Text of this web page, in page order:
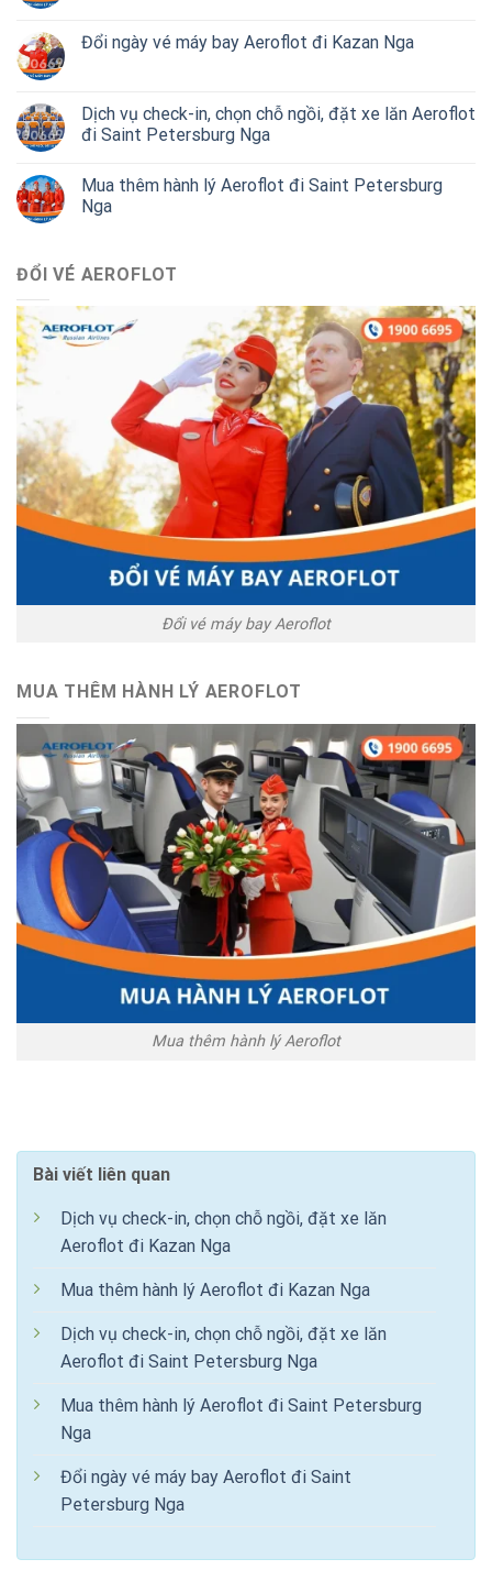
Đổi ngày vé máy bay Aeroflot đi Kazan Nga
Dịch vụ check-in, chọn chỗ ngồi, đặt xe lăn Aeroflot
đi Saint Petersburg Nga
Mua thêm hành lý Aeroflot đi Saint Petersburg
Nga
ĐỔI VÉ AEROFLOT
Đổi vé máy bay Aeroflot
MUA THÊM HÀNH LÝ AEROFLOT
Mua thêm hành lý Aeroflot
Bài viết liên quan
Dịch vụ check-in, chọn chỗ ngồi, đặt xe lăn
Aeroflot đi Kazan Nga
Mua thêm hành lý Aeroflot đi Kazan Nga
Dịch vụ check-in, chọn chỗ ngồi, đặt xe lăn
Aeroflot đi Saint Petersburg Nga
Mua thêm hành lý Aeroflot đi Saint Petersburg
Nga
Đổi ngày vé máy bay Aeroflot đi Saint
Petersburg Nga